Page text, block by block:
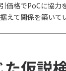
価格でPoCに協力
えて関係を築いて